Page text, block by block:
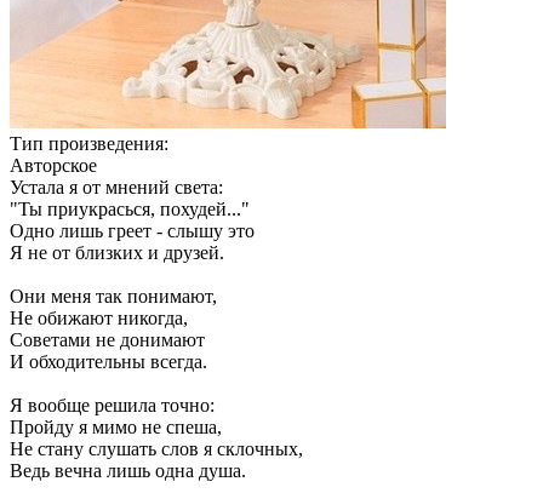
Тип произведения:
Авторское
Устала я от мнений света:
"Ты приукрасься, похудей..."
Одно лишь греет - слышу это
Я не от близких и друзей.
Они меня так понимают,
Не обижают никогда,
Советами не донимают
И обходительны всегда.
Я вообще решила точно:
Пройду я мимо не спеша,
Не стану слушать слов я склочных,
Ведь вечна лишь одна душа.